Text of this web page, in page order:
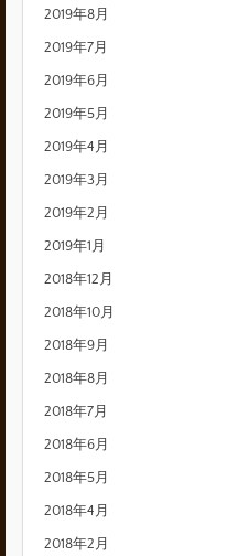
2019年8月
2019年7月
2019年6月
2019年5月
2019年4月
2019年3月
2019年2月
2019年1月
2018年12月
2018年10月
2018年9月
2018年8月
2018年7月
2018年6月
2018年5月
2018年4月
2018年2月